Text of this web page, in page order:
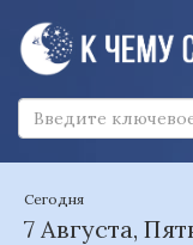
Сегодня
7 Августа,